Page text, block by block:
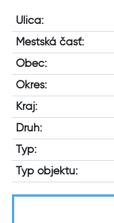
Ulica:
Mestská časť:
Obec:
Okres:
Kraj:
Druh:
Typ:
Typ objektu: